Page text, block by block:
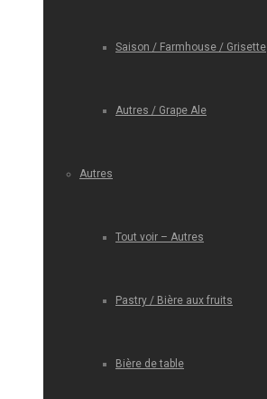
Saison / Farmhouse / Grisette
Autres / Grape Ale
Autres
Tout voir – Autres
Pastry / Bière aux fruits
Bière de table